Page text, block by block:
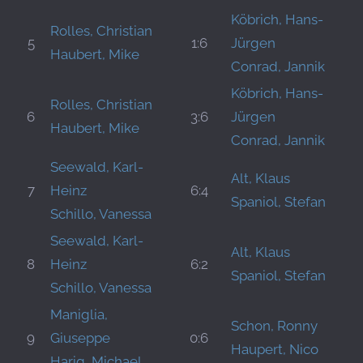
5
Rolles, Christian
Haubert, Mike
1:6
Köbrich, Hans-
Jürgen
Conrad, Jannik
6
Rolles, Christian
Haubert, Mike
3:6
Köbrich, Hans-
Jürgen
Conrad, Jannik
7
Seewald, Karl-
Heinz
Schillo, Vanessa
6:4
Alt, Klaus
Spaniol, Stefan
8
Seewald, Karl-
Heinz
Schillo, Vanessa
6:2
Alt, Klaus
Spaniol, Stefan
9
Maniglia,
Giuseppe
0:6
Schon, Ronny
Haupert, Nico